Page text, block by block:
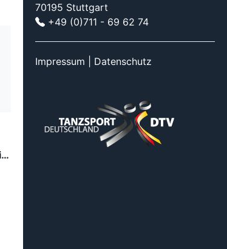
Tanzsport auf höchstem Niveau: Begeisterung bei den Turnieren in…
70195 Stuttgart
+49 (0)711 - 69 62 74
Impressum Datenschutz